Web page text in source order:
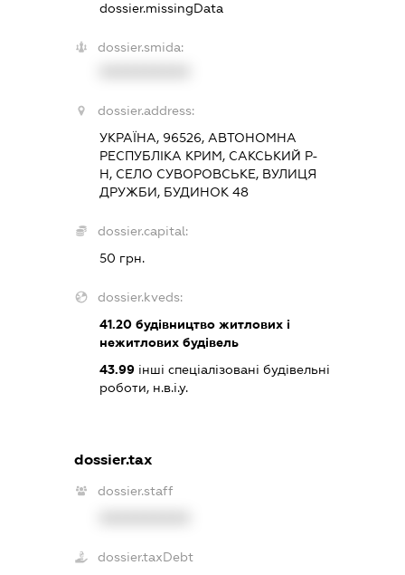
dossier.missingData
dossier.smida:
dossier.address:
УКРАЇНА, 96526, АВТОНОМНА
РЕСПУБЛІКА КРИМ, САКСЬКИЙ Р-
Н, СЕЛО СУВОРОВСЬКЕ, ВУЛИЦЯ
ДРУЖБИ, БУДИНОК 48
dossier.capital:
50 грн.
dossier.kveds:
41.20 будівництво житлових і
нежитлових будівель
43.99 інші спеціалізовані будівельні
роботи, н.в.і.у.
dossier.tax
dossier.staff
dossier.taxDebt